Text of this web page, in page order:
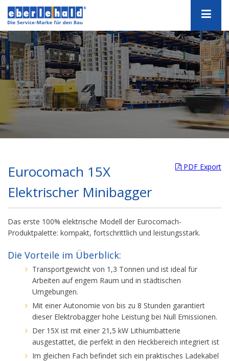
PDF Export
Eurocomach 15X
Elektrischer Minibagger
Das erste 100% elektrische Modell der Eurocomach-
Produktpalette: kompakt, fortschrittlich und leistungsstark.
Die Vorteile im Überblick:
Transportgewicht von 1,3 Tonnen und ist ideal für
Arbeiten auf engem Raum und in städtischen
Umgebungen.
Mit einer Autonomie von bis zu 8 Stunden garantiert
dieser Elektrobagger hohe Leistung bei Null Emissionen.
Der 15X ist mit einer 21,5 kW Lithiumbatterie
ausgestattet, die perfekt in den Heckbereich integriert ist
Im gleichen Fach befindet sich ein praktisches Ladekabel